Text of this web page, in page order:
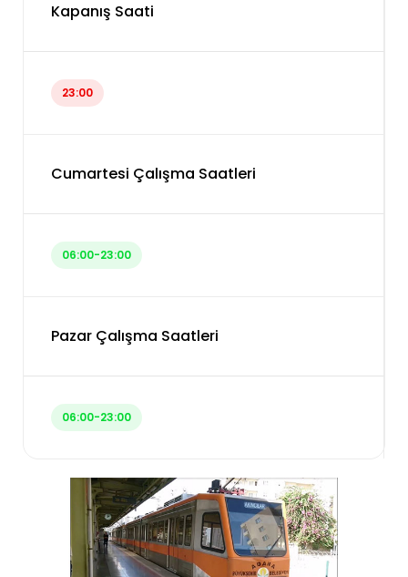
Kapanış Saati
23:00
Cumartesi Çalışma Saatleri
06:00-23:00
Pazar Çalışma Saatleri
06:00-23:00